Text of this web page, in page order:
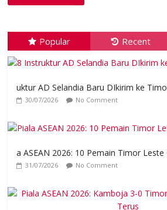
Popular Recent
uktur AD Selandia Baru DIkirim ke
30/07/2026 No Comment
a ASEAN 2026: 10 Pemain Timor
31/07/2026 No Comment